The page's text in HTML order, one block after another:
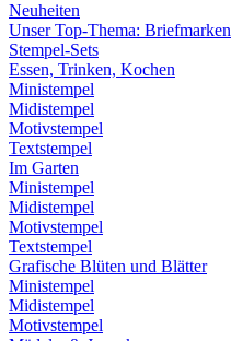
Neuheiten
Unser Top-Thema: Briefmarken
Stempel-Sets
Essen, Trinken, Kochen
Ministempel
Midistempel
Motivstempel
Textstempel
Im Garten
Ministempel
Midistempel
Motivstempel
Textstempel
Grafische Blüten und Blätter
Ministempel
Midistempel
Motivstempel